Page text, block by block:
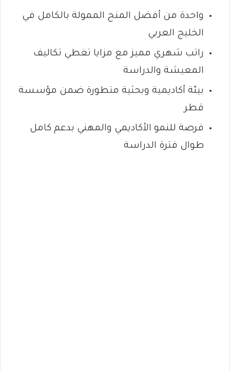
واحدة من أفضل المنح الممولة بالكامل في
الخليج العربي
راتب شهري مميز مع مزايا تغطي تكاليف
المعيشة والدراسة
بيئة أكاديمية وبحثية متطورة ضمن مؤسسة
قطر
فرصة للنمو الأكاديمي والمهني بدعم كامل
طوال فترة الدراسة